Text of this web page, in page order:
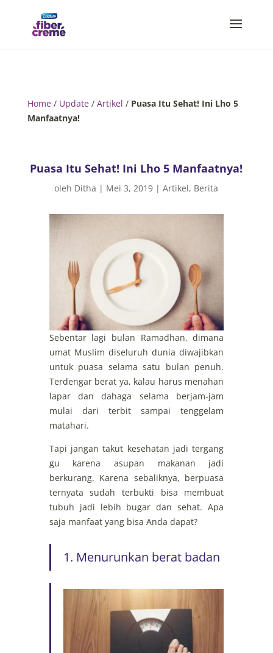
Home/ Update/ Artikel / Puasa Itu Sehat! Ini Lho 5
Manfaatnya!
Puasa Itu Sehat! Ini Lho 5 Manfaatnya!
oleh Ditha | Mei 3, 2019 |Artikel, Berita
Sebentar lagi bulan Ramadhan, dimana
umat Muslim diseluruh dunia diwajibkan
untuk puasa selama satu bulan penuh.
Terdengar berat ya, kalau harus menahan
lapar dan dahaga selama berjam-jam
mulai dari terbit sampai tenggelam
matahari.
Tapi jangan takut kesehatan jadi tergang
gu karena asupan makanan jadi
berkurang. Karena sebaliknya, berpuasa
ternyata sudah terbukti bisa membuat
tubuh jadi lebih bugar dan sehat. Apa
saja manfaat yang bisa Anda dapat?
1. Menurunkan berat badan